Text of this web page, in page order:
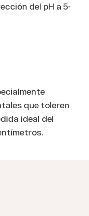
del pH a 5-
que toleren
ideal del